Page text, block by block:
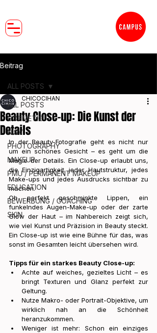
Beitrag
ALL POSTS
COSMETIC
NISV
PHOTOGRAPHY
MAKEUP
PMU / PERMANENT MAKEUP
EDUCATION
BEWERBUNG / COACHING
SKIN
ALL POSTS
Beauty Close-up: Die Kunst der
Details
CHICOCIHAN
In der Beauty-Fotografie geht es nicht nur
um ein schönes Gesicht – es geht um die
Magie der Details. Ein Close-up erlaubt uns,
die Einzigartigkeit jeder Hautstruktur, jedes
Make-ups und jedes Ausdrucks sichtbar zu
machen.
Ob perfekt geschminkte Lippen, ein
funkelndes Augen-Make-up oder der zarte
Glow der Haut – im Nahbereich zeigt sich,
wie viel Kunst und Präzision in Beauty steckt.
Ein Close-up ist wie eine Bühne für das, was
sonst im Gesamten leicht übersehen wird.
Tipps für ein starkes Beauty Close-up:
Achte auf weiches, gezieltes Licht – es
bringt Texturen und Glanz perfekt zur
Geltung.
Nutze Makro- oder Portrait-Objektive, um
wirklich nah an die Schönheit
heranzukommen.
Weniger ist mehr: Schon ein einziges